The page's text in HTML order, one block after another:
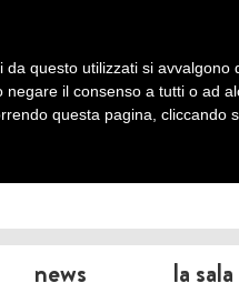
news la sala
questo utilizzati si
negare il consenso a tutti o ad
questa pagina, cliccando